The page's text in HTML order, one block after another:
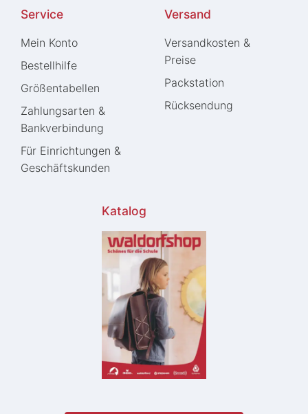
Service
Mein Konto
Bestellhilfe
Größentabellen
Zahlungsarten &
Bankverbindung
Für Einrichtungen &
Geschäftskunden
Versand
Versandkosten &
Preise
Packstation
Rücksendung
Katalog